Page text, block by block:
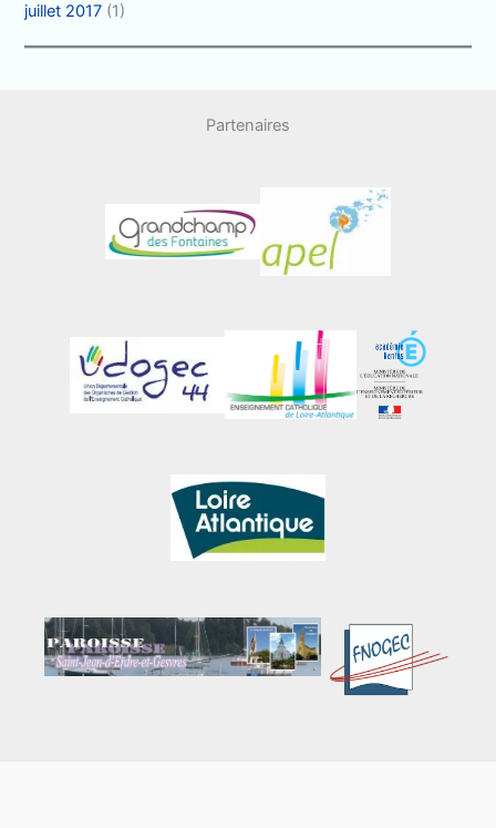
juillet 2017 (1)
Partenaires